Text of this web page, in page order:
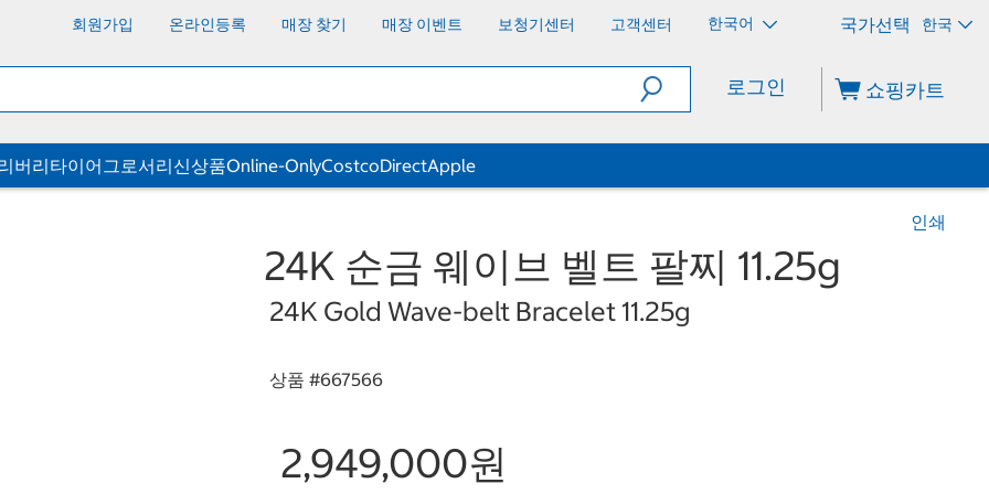
회원가입 온라인등록 매장 찾기 매장 이벤트 보청기센터 고객센터 한국어 한국
로그인 쇼핑카트
버리타이어그로서리신상품Online-OnlyCostcoDirectApple
인쇄
24K 순금 웨이브 벨트 팔찌 11.25g
24K Gold Wave-belt Bracelet 11.25g
상품 #667566
2,949,000원